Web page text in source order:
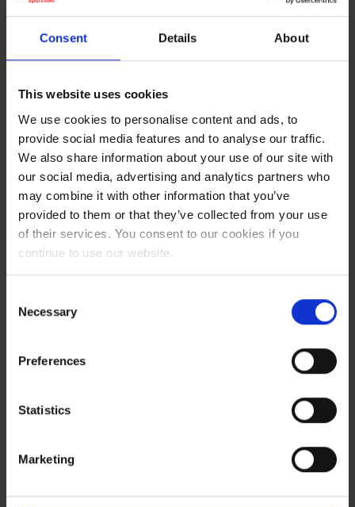
Consent Details About
This website uses cookies
We use cookies to personalise content and ads, to
provide social media features and to analyse our traffic.
We also share information about your use of our site with
our social media, advertising and analytics partners who
may combine it with other information that you’ve
provided to them or that they’ve collected from your use
of their services. You consent to our cookies if you
continue to use our website.
Selection
Necessary
Preferences
Statistics
Marketing
MTA Digital Sp. z o.o.
Prusa 6/3, 60-819 Poznan, Poland
hello@mta.digital
+48 731 083 540
Polityka prywatności
Procedura zgłaszania naruszeń
Ruch płatny
Meta Ads
Pinterest Ads
Programmatic